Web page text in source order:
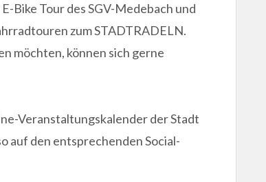
Bike Tour des SGV-Medebach und
zum STADTRADELN.
möchten, können sich gerne
Veranstaltungskalender der Stadt
auf den entsprechenden Social-